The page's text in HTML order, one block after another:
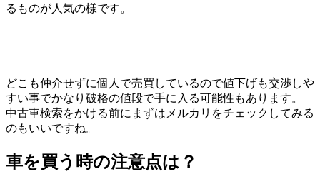
るものが人気の様です。
どこも仲介せずに個人で売買しているので値下げも交渉しや
すい事でかなり破格の値段で手に入る可能性もあります。
中古車検索をかける前にまずはメルカリをチェックしてみる
のもいいですね。
車を買う時の注意点は？